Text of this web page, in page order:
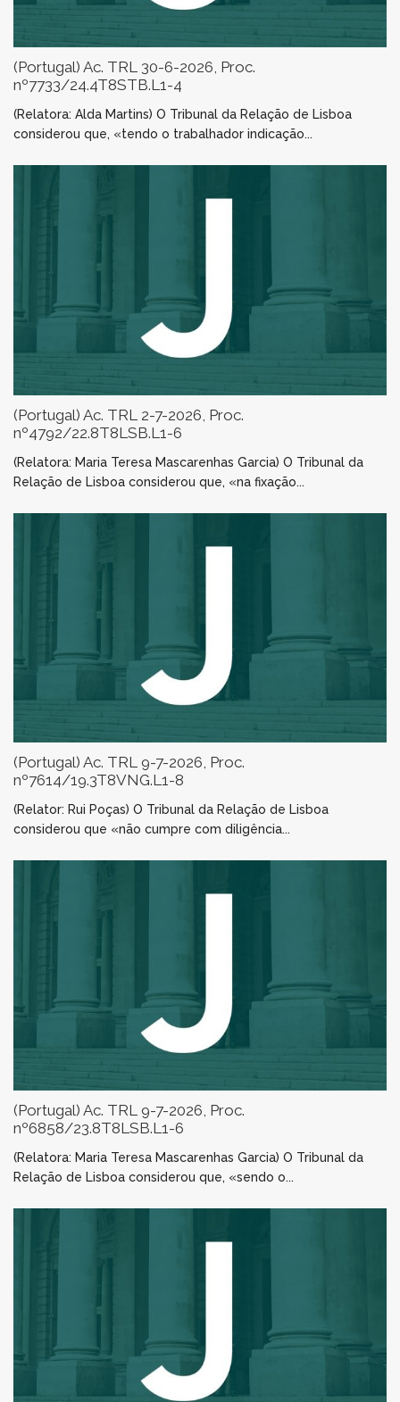
(Portugal) Ac. TRL 30-6-2026, Proc.
nº7733/24.4T8STB.L1-4
(Relatora: Alda Martins) O Tribunal da Relação de Lisboa
considerou que, «tendo o trabalhador indicação...
(Portugal) Ac. TRL 2-7-2026, Proc.
nº4792/22.8T8LSB.L1-6
(Relatora: Maria Teresa Mascarenhas Garcia) O Tribunal da
Relação de Lisboa considerou que, «na fixação...
(Portugal) Ac. TRL 9-7-2026, Proc.
nº7614/19.3T8VNG.L1-8
(Relator: Rui Poças) O Tribunal da Relação de Lisboa
considerou que «não cumpre com diligência...
(Portugal) Ac. TRL 9-7-2026, Proc.
nº6858/23.8T8LSB.L1-6
(Relatora: Maria Teresa Mascarenhas Garcia) O Tribunal da
Relação de Lisboa considerou que, «sendo o...